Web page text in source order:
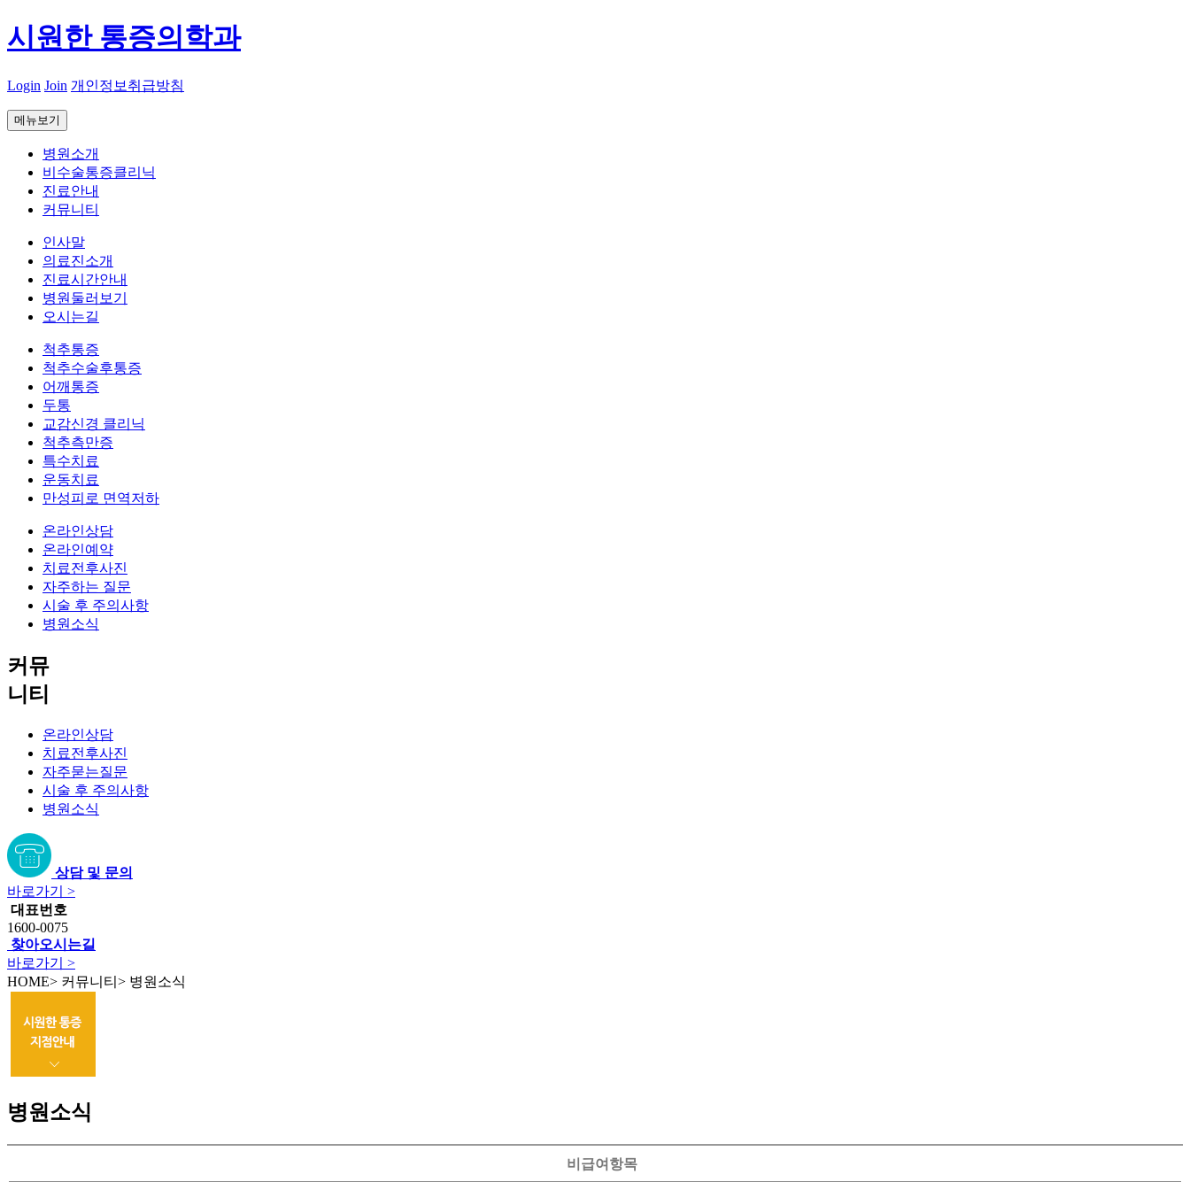
시원한 통증의학과
Login Join 개인정보취급방침
메뉴보기
병원소개
비수술통증클리닉
진료안내
커뮤니티
인사말
의료진소개
진료시간안내
병원둘러보기
오시는길
척추통증
척추수술후통증
어깨통증
두통
교감신경 클리닉
척추측만증
특수치료
운동치료
만성피로 면역저하
온라인상담
온라인예약
치료전후사진
자주하는 질문
시술 후 주의사항
병원소식
커뮤
니티
온라인상담
치료전후사진
자주묻는질문
시술 후 주의사항
병원소식
상담 및 문의
바로가기 >
대표번호
1600-0075
찾아오시는길
바로가기 >
HOME> 커뮤니티 > 병원소식
병원소식
비급여항목